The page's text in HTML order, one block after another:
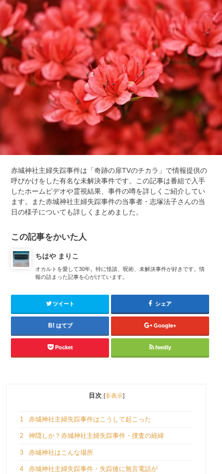
赤城神社主婦失踪事件は「奇跡の扉TVのチカラ」で情報提供の
呼びかけをした有名な未解決事件です。この記事は番組で入手
したホームビデオや霊視結果、事件の噂を詳しくご紹介してい
ます。また赤城神社主婦失踪事件の当事者・志塚法子さんの当
日の様子についても詳しくまとめました。
この記事をかいた人
ちはや まりこ
オカルトを愛して30年。特に怪談、呪術、未解決事件が好きです。情
報の詰まった記事を心がけています。
ツイート シェア
はてブ Google+
Pocket feedly
目次 [非表示]
1 赤城神社主婦失踪事件はこうして起こった
2 神隠しか？赤城神社主婦失踪事件・捜査の経緯
3 赤城神社はこんな場所
4 赤城神社主婦失踪事件・失踪後に無言電話が